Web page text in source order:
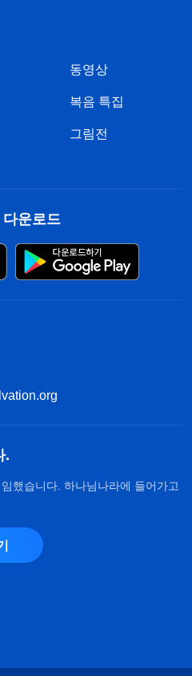
동영상
복음 특집
그림전
운로드
.
했습니다. 하나님나라에 들어가고